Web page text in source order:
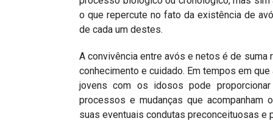
o que repercute no fato da existência de
de cada um destes.
A convivência entre avós e netos é de
conhecimento e cuidado. Em tempos em
jovens com os idosos pode
processos e mudanças que acompanham
suas eventuais condutas preconceituosas e